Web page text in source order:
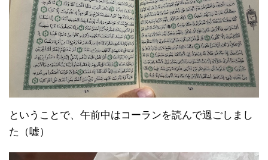
ということで、午前中はコーランを読んで過ごしまし
た（嘘）